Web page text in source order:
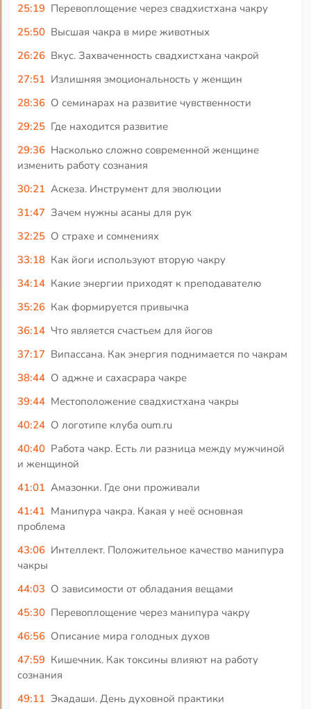
25:19 Перевоплощение через свадхистхана чакру
25:50 Высшая чакра в мире животных
26:26 Вкус. Захваченность свадхистхана чакрой
27:51 Излишняя эмоциональность у женщин
28:36 О семинарах на развитие чувственности
29:25 Где находится развитие
29:36 Насколько сложно современной женщине
изменить работу сознания
30:21 Аскеза. Инструмент для эволюции
31:47 Зачем нужны асаны для рук
32:25 О страхе и сомнениях
33:18 Как йоги используют вторую чакру
34:14 Какие энергии приходят к преподавателю
35:26 Как формируется привычка
36:14 Что является счастьем для йогов
37:17 Випассана. Как энергия поднимается по чакрам
38:44 О аджне и сахасрара чакре
39:44 Местоположение свадхистхана чакры
40:24 О логотипе клуба oum.ru
40:40 Работа чакр. Есть ли разница между мужчиной
и женщиной
41:01 Амазонки. Где они проживали
41:41 Манипура чакра. Какая у неё основная
проблема
43:06 Интеллект. Положительное качество манипура
чакры
44:03 О зависимости от обладания вещами
45:30 Перевоплощение через манипура чакру
46:56 Описание мира голодных духов
47:59 Кишечник. Как токсины влияют на работу
сознания
49:11 Экадаши. День духовной практики